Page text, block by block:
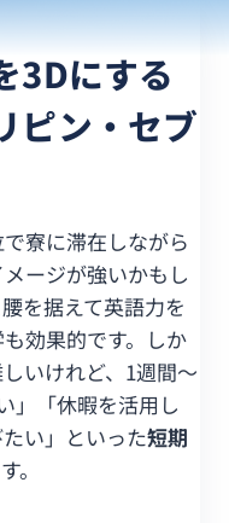
3Dにする
ピン・セブ
寮に滞在しながら
ージが強いかもし
を据えて英語力を
効果的です。しか
いけれど、1週間〜
」「休暇を活用し
い」といった短期
。